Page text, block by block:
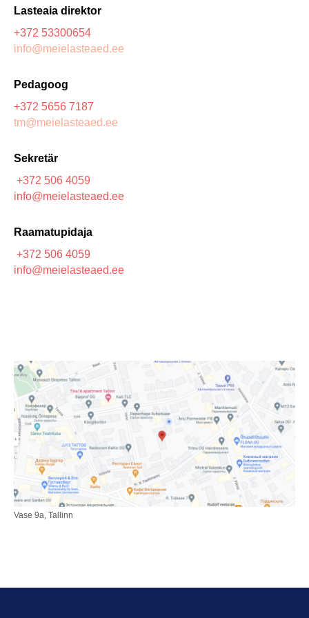
Lasteaia direktor
+372 53300654
info@meielasteaed.ee
Pedagoog
+372 5656 7187
tm@meielasteaed.ee
Sekretär
+372 506 4059
info@meielasteaed.ee
Raamatupidaja
+372 506 4059
info@meielasteaed.ee
Vase 9a, Tallinn